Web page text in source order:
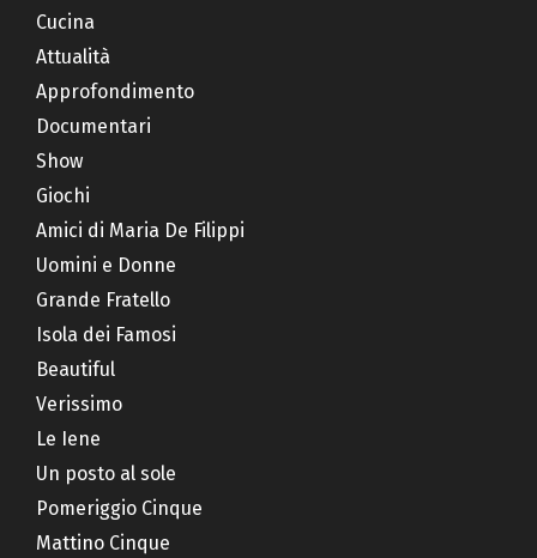
Cucina
Attualità
Approfondimento
Documentari
Show
Giochi
Amici di Maria De Filippi
Uomini e Donne
Grande Fratello
Isola dei Famosi
Beautiful
Verissimo
Le Iene
Un posto al sole
Pomeriggio Cinque
Mattino Cinque